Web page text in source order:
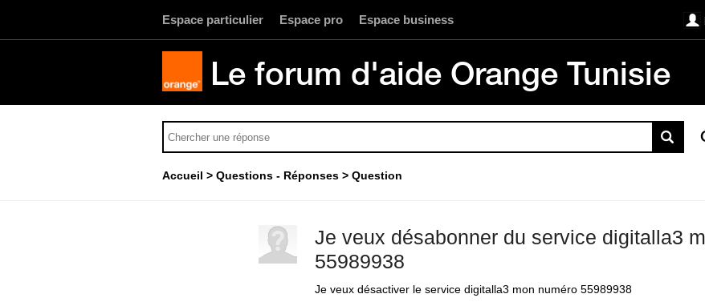
Espace particulier Espace pro Espace business
Le forum d'aide Orange Tunisie
Accueil Questions - Réponses Question
Je veux désabonner du service digitalla3
55989938
Je veux désactiver le service digitalla3 mon numéro 55989938